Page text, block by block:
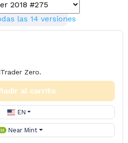
las 14 versiones
Zero.
al carrito
EN
Near Mint